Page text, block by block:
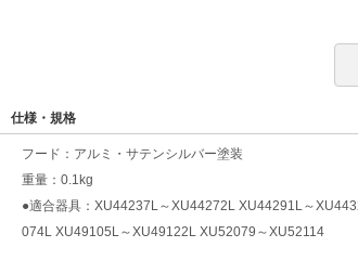
仕様・規格
フード：アルミ・サテンシルバー塗装
重量：0.1kg
●適合器具：XU44237L～XU44272L XU44291L～
074L XU49105L～XU49122L XU52079～XU52114